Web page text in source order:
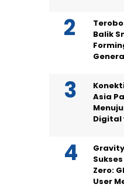
Balik
Asia
Digital
Zero:
User